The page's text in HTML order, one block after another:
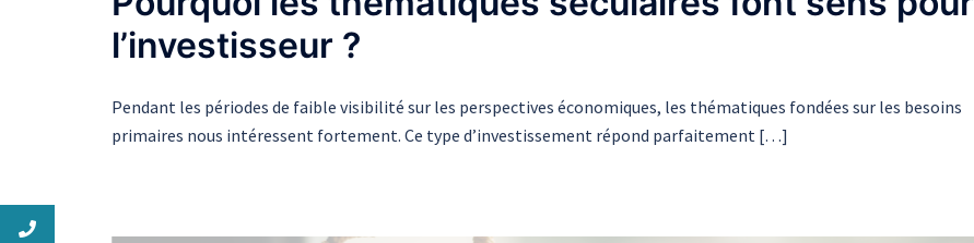
l’investisseur ?
Pendant les périodes de faible visibilité sur les perspectives économiques, les thématiques fondées sur les besoins
primaires nous intéressent fortement. Ce type d’investissement répond parfaitement […]